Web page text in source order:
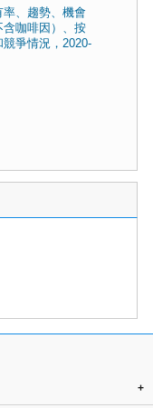
、趨勢、機會
咖啡因）、按
爭情況，2020-
+